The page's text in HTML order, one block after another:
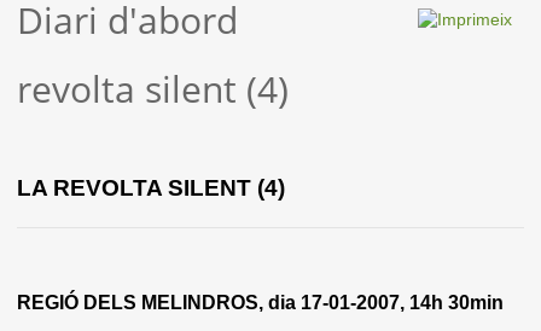
Diari d'abord
revolta silent (4)
LA REVOLTA SILENT (4)
REGIÓ DELS MELINDROS, dia 17-01-2007, 14h 30min